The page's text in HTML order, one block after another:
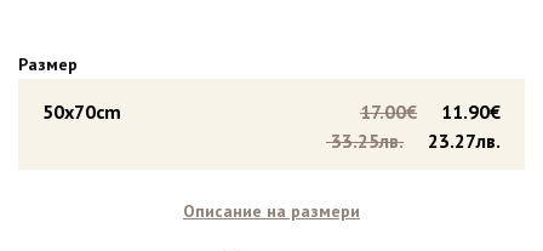
Размер
50x70cm 11.90€
17.00€
23.27лв.
33.25лв.
Описание на размери